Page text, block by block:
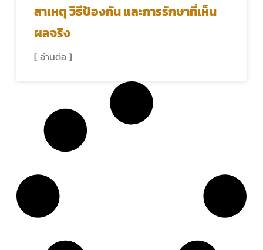
สาเหตุ วิธีป้องกัน และการรักษาที่เห็น
ผลจริง
[ อ่านต่อ ]